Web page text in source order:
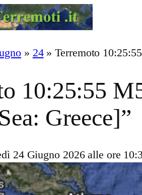
» 24»Terremoto
10:25:55
Greece]”
24 Giugno 2026 alle ore